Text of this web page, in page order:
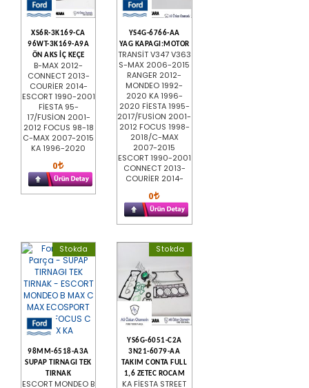
XS6R-3K169-CA
96WT-3K169-A9A
ÖN AKS İÇ KEÇE
B-MAX 2012-
CONNECT 2013-
COURİER 2014-
ESCORT 1990-2001
FİESTA 95-
17/FUSİON 2001-
2012 FOCUS 98-18
C-MAX 2007-2015
KA 1996-2020
0
YS4G-6766-AA
YAG KAPAGI:MOTOR
TRANSİT V347 V363
S-MAX 2006-2015
RANGER 2012-
MONDEO 1992-
2020 KA 1996-
2020 FİESTA 1995-
2017/FUSİON 2001-
2012 FOCUS 1998-
2018/C-MAX
2007-2015
ESCORT 1990-2001
CONNECT 2013-
COURİER 2014-
0
Stokda
98MM-6518-A3A
SUPAP TIRNAGI TEK
TIRNAK
ESCORT MONDEO B
Stokda
YS6G-6051-C2A
3N21-6079-AA
TAKIM CONTA FULL
1,6 ZETEC ROCAM
KA FİESTA STREET